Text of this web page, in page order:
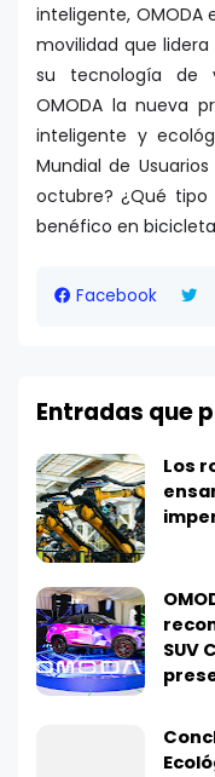
inteligente,
movilidad que
su tecnología de
OMODA la nueva
inteligente y
Mundial de
octubre? ¿Qué
benéfico en
Facebook
Entradas que
Los
SUV